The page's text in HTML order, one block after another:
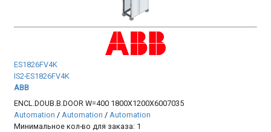
ES1826FV4K
IS2-ES1826FV4K
ABB
ENCL.DOUB.B.DOOR W=400 1800X1200X6007035
Automation / Automation / Automation
Минимальное кол-во для заказа: 1